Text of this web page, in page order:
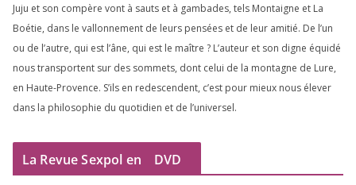
Juju et son com­père vont à sauts et à gam­bades, tels Montaigne et La
Boétie, dans le val­lon­ne­ment de leurs pen­sées et de leur ami­tié. De l’un
ou de l’autre, qui est l’âne, qui est le maître ? L’auteur et son digne équi­dé
nous trans­portent sur des som­mets, dont celui de la mon­tagne de Lure,
en Haute-Provence. S’ils en redes­cendent, c’est pour mieux nous éle­ver
dans la phi­lo­so­phie du quo­ti­dien et de l’universel.
La Revue Sexpol en DVD